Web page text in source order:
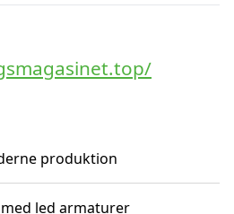
produktion
led armaturer